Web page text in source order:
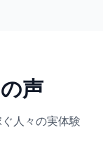
声
人々の実体験